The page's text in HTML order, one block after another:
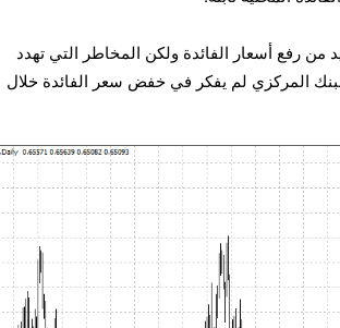
من رفع أسعار الفائدة ولكن المخاطر التي تهدد
المركزي لم يفكر في خفض سعر الفائدة خلال